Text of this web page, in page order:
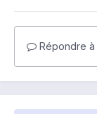
Répondre